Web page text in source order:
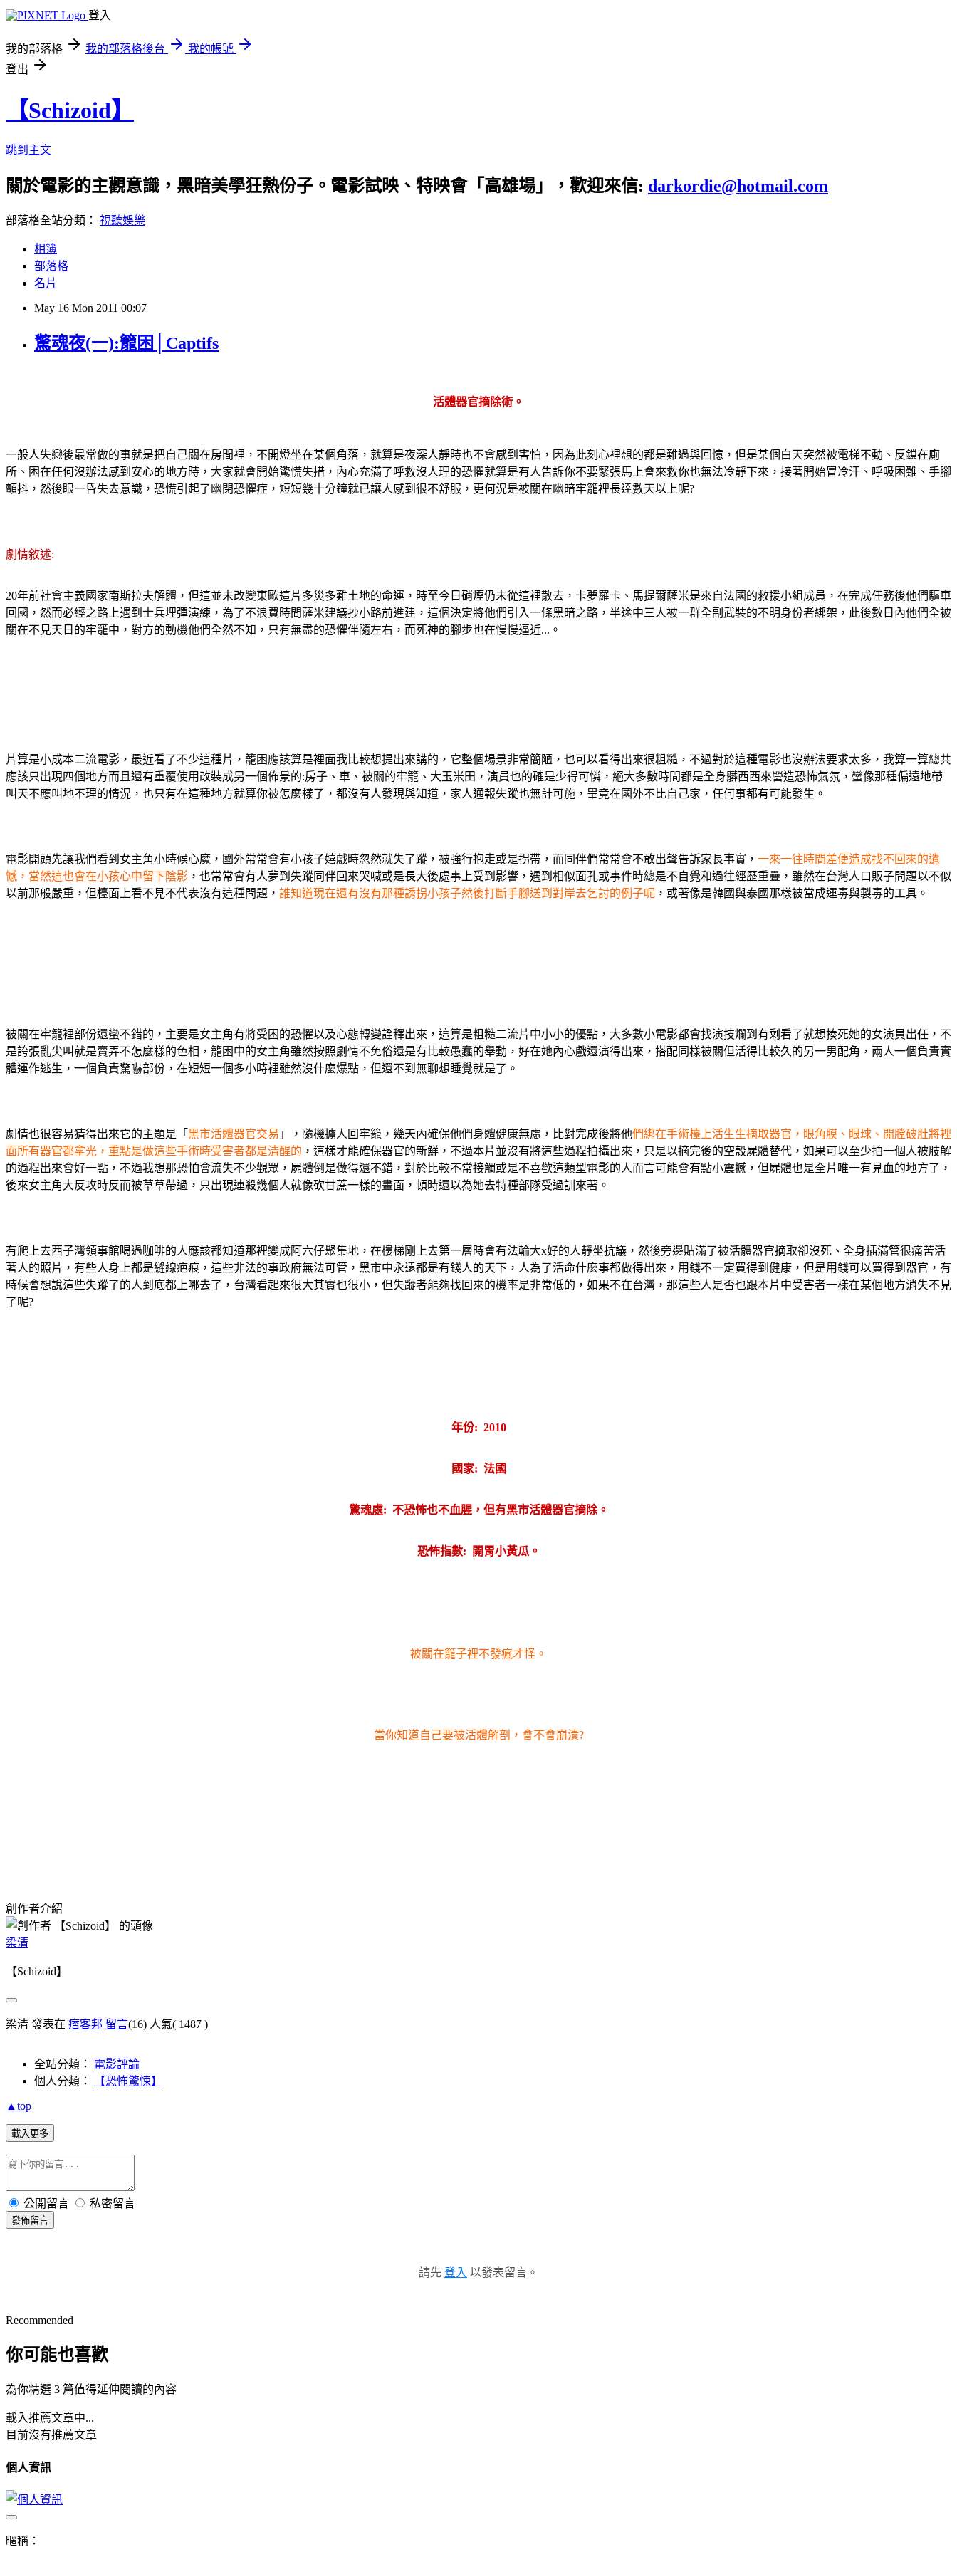
登入
我的部落格 我的部落格後台
我的帳號
登出
【Schizoid】
跳到主文
關於電影的主觀意識，黑暗美學狂熱份子。電影試映、特映會「高雄場」，歡迎來信: darkordie@hotmail.com
部落格全站分類： 視聽娛樂
相簿
部落格
名片
May 16 Mon 2011 00:07
驚魂夜(一):籠困│Captifs
活體器官摘除術。
一般人失戀後最常做的事就是把自己關在房間裡，不開燈坐在某個角落，就算是夜深人靜時也不會感到害怕，因為此刻心裡想的都是難過與回憶，但是某個白天突然被電梯不動、反鎖在廁
所、困在任何沒辦法感到安心的地方時，大家就會開始驚慌失措，內心充滿了呼救沒人理的恐懼就算是有人告訴你不要緊張馬上會來救你也無法冷靜下來，接著開始冒冷汗、呼吸困難、手腳
顫抖，然後眼一昏失去意識，恐慌引起了幽閉恐懼症，短短幾十分鐘就已讓人感到很不舒服，更何況是被關在幽暗牢籠裡長達數天以上呢?
劇情敘述:
20年前社會主義國家南斯拉夫解體，但這並未改變東歐這片多災多難土地的命運，時至今日硝煙仍未從這裡散去，卡夢羅卡、馬提爾薩米是來自法國的救援小組成員，在完成任務後他們驅車
回國，然而必經之路上遇到士兵埋彈演練，為了不浪費時間薩米建議抄小路前進建，這個決定將他們引入一條黑暗之路，半途中三人被一群全副武裝的不明身份者綁架，此後數日內他們全被
關在不見天日的牢籠中，對方的動機他們全然不知，只有無盡的恐懼伴隨左右，而死神的腳步也在慢慢逼近...。
片算是小成本二流電影，最近看了不少這種片，籠困應該算是裡面我比較想提出來講的，它整個場景非常簡陋，也可以看得出來很粗糙，不過對於這種電影也沒辦法要求太多，我算一算總共
應該只出現四個地方而且還有重覆使用改裝成另一個佈景的:房子、車、被關的牢籠、大玉米田，演員也的確是少得可憐，絕大多數時間都是全身髒西西來營造恐怖氣氛，蠻像那種偏遠地帶
叫天不應叫地不理的情況，也只有在這種地方就算你被怎麼樣了，都沒有人發現與知道，家人通報失蹤也無計可施，畢竟在國外不比自己家，任何事都有可能發生。
電影開頭先讓我們看到女主角小時候心魔，國外常常會有小孩子嬉戲時忽然就失了蹤，被強行抱走或是拐帶，而同伴們常常會不敢出聲告訴家長事實， 一來一往時間差便造成找不回來的遺
憾，當然這也會在小孩心中留下陰影 ，也常常會有人夢到失蹤同伴回來哭喊或是長大後處事上受到影響，遇到相似面孔或事件時總是不自覺和過往經歷重疊，雖然在台灣人口販子問題以不似
以前那般嚴重，但檯面上看不見不代表沒有這種問題， 誰知道現在還有沒有那種誘拐小孩子然後打斷手腳送到對岸去乞討的例子呢 ，或著像是韓國與泰國那樣被當成運毒與製毒的工具。
被關在牢籠裡部份還蠻不錯的，主要是女主角有將受困的恐懼以及心態轉變詮釋出來，這算是粗糙二流片中小小的優點，大多數小電影都會找演技爛到有剩看了就想揍死她的女演員出任，不
是誇張亂尖叫就是賣弄不怎麼樣的色相，籠困中的女主角雖然按照劇情不免俗還是有比較愚蠢的舉動，好在她內心戲還演得出來，搭配同樣被關但活得比較久的另一男配角，兩人一個負責實
體運作逃生，一個負責驚嚇部份，在短短一個多小時裡雖然沒什麼爆點，但還不到無聊想睡覺就是了。
劇情也很容易猜得出來它的主題是「 黑市活體器官交易 」，隨機擄人回牢籠，幾天內確保他們身體健康無慮，比對完成後將他們綁在手術檯上活生生摘取器官，眼角膜、眼球、開膛破肚將裡
面所有器官都拿光，重點是做這些手術時受害者都是清醒的 ，這樣才能確保器官的新鮮，不過本片並沒有將這些過程拍攝出來，只是以摘完後的空殼屍體替代，如果可以至少拍一個人被肢解
的過程出來會好一點，不過我想那恐怕會流失不少觀眾，屍體倒是做得還不錯，對於比較不常接觸或是不喜歡這類型電影的人而言可能會有點小震撼，但屍體也是全片唯一有見血的地方了，
後來女主角大反攻時反而被草草帶過，只出現連殺幾個人就像砍甘蔗一樣的畫面，頓時還以為她去特種部隊受過訓來著。
有爬上去西子灣領事館喝過咖啡的人應該都知道那裡變成阿六仔聚集地，在樓梯剛上去第一層時會有法輪大x好的人靜坐抗議，然後旁邊貼滿了被活體器官摘取卻沒死、全身插滿管很痛苦活
著人的照片，有些人身上都是縫線疤痕，這些非法的事政府無法可管，黑市中永遠都是有錢人的天下，人為了活命什麼事都做得出來，用錢不一定買得到健康，但是用錢可以買得到器官，有
時候會想說這些失蹤了的人到底都上哪去了，台灣看起來很大其實也很小，但失蹤者能夠找回來的機率是非常低的，如果不在台灣，那這些人是否也跟本片中受害者一樣在某個地方消失不見
了呢?
年份: 2010
國家: 法國
驚魂處: 不恐怖也不血腥，但有黑市活體器官摘除。
恐怖指數: 開胃小黃瓜。
被關在籠子裡不發瘋才怪。
當你知道自己要被活體解剖，會不會崩潰?
創作者介紹
梁清
【Schizoid】
梁清 發表在 痞客邦 留言(16) 人氣( 1487 )
全站分類： 電影評論
個人分類：
【恐怖驚悚】
▲top
載入更多
公開留言 私密留言
發佈留言
請先 登入 以發表留言。
Recommended
你可能也喜歡
為你精選 3 篇值得延伸閱讀的內容
載入推薦文章中...
目前沒有推薦文章
個人資訊
暱稱：